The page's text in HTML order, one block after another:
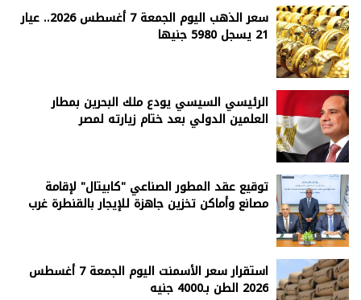
سعر الذهب اليوم الجمعة 7 أغسطس 2026.. عيار
21 يسجل 5980 جنيها
الرئيسي السيسي يودع ملك البحرين بمطار
العلمين الدولي بعد ختام زيارته لمصر
توقيع عقد المطور الصناعي "كابيتال" لإقامة
مصانع وأماكن تخزين جاهزة للإيجار بالقنطرة غرب
استقرار سعر الأسمنت اليوم الجمعة 7 أغسطس
2026 الطن بـ4000 جنيه